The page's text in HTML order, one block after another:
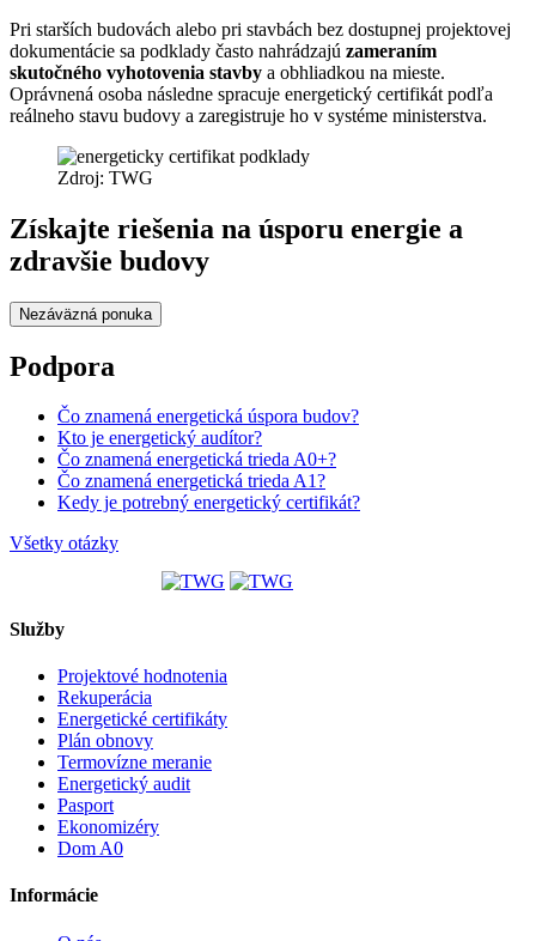
Pri starších budovách alebo pri stavbách bez dostupnej projektovej
dokumentácie sa podklady často nahrádzajú zameraním
skutočného vyhotovenia stavby a obhliadkou na mieste.
Oprávnená osoba následne spracuje energetický certifikát podľa
reálneho stavu budovy a zaregistruje ho v systéme ministerstva.
Zdroj: TWG
Získajte riešenia na úsporu energie a
zdravšie budovy
Nezáväzná ponuka
Podpora
Čo znamená energetická úspora budov?
Kto je energetický audítor?
Čo znamená energetická trieda A0+?
Čo znamená energetická trieda A1?
Kedy je potrebný energetický certifikát?
Všetky otázky
Služby
Projektové hodnotenia
Rekuperácia
Energetické certifikáty
Plán obnovy
Termovízne meranie
Energetický audit
Pasport
Ekonomizéry
Dom A0
Informácie